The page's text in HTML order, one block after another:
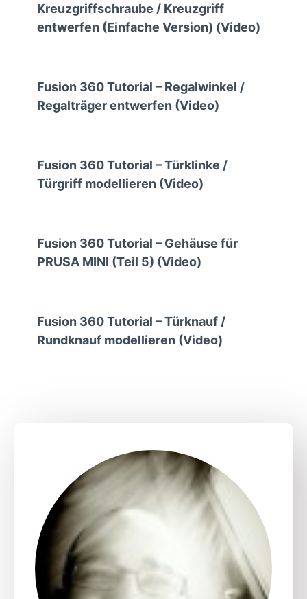
Kreuzgriffschraube / Kreuzgriff
entwerfen (Einfache Version) (Video)
Fusion 360 Tutorial – Regalwinkel /
Regalträger entwerfen (Video)
Fusion 360 Tutorial – Türklinke /
Türgriff modellieren (Video)
Fusion 360 Tutorial – Gehäuse für
PRUSA MINI (Teil 5) (Video)
Fusion 360 Tutorial – Türknauf /
Rundknauf modellieren (Video)